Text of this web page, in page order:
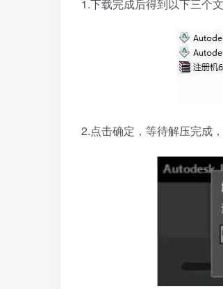
1.下载完成后得到以下三个
2.点击确定，等待解压完成